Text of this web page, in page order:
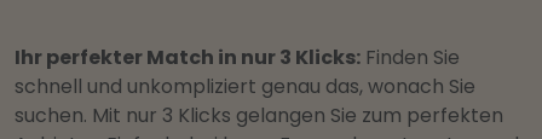
Ihr perfekter Match in nur 3 Klicks: Finden Sie
schnell und unkompliziert genau das, wonach Sie
suchen. Mit nur 3 Klicks gelangen Sie zum perfekten